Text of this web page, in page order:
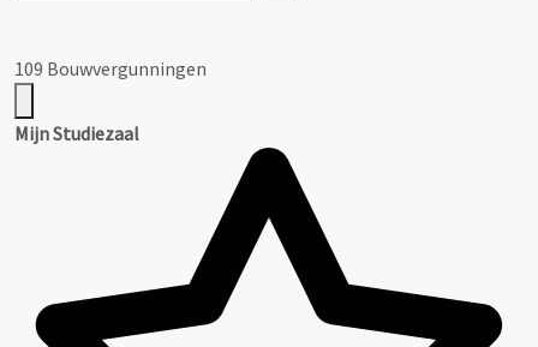
109 Bouwvergunningen
Mijn Studiezaal